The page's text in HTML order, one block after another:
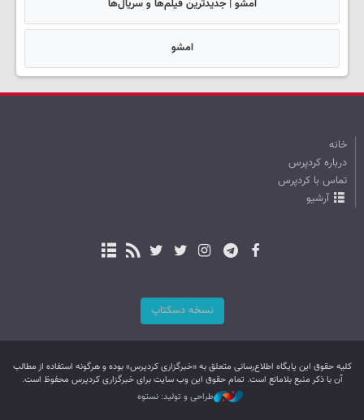
امشو | جدیدترین فیلم‌ها و سریال‌ها
امشو
خانه
درباره کردپرس
تماس با کردپرس
آرشیو
نسخه دسکتاپ
کليه حقوق اين پایگاه اطلاع‌رسانی متعلق به «خبرگزاری کردپرس» بوده و هرگونه استفاده از مطالب
آن با ذکر منبع بلامانع است. تمام حقوق این وب سایت برای خبرگزاری کردپرس محفوظ است.
طراحی و تولید: نستوه